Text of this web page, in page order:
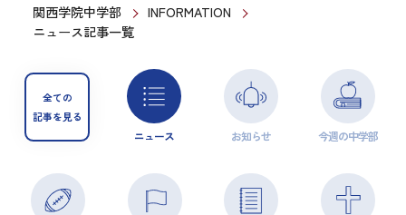
関西学院中学部
INFORMATION
ニュース記事一覧
全ての
記事を見る
ニュース お知らせ 今週の中学部